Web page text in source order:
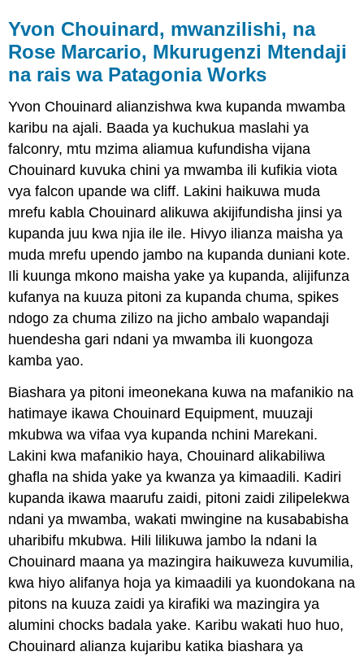
Yvon Chouinard, mwanzilishi, na
Rose Marcario, Mkurugenzi Mtendaji
na rais wa Patagonia Works
Yvon Chouinard alianzishwa kwa kupanda mwamba
karibu na ajali. Baada ya kuchukua maslahi ya
falconry, mtu mzima aliamua kufundisha vijana
Chouinard kuvuka chini ya mwamba ili kufikia viota
vya falcon upande wa cliff. Lakini haikuwa muda
mrefu kabla Chouinard alikuwa akijifundisha jinsi ya
kupanda juu kwa njia ile ile. Hivyo ilianza maisha ya
muda mrefu upendo jambo na kupanda duniani kote.
Ili kuunga mkono maisha yake ya kupanda, alijifunza
kufanya na kuuza pitoni za kupanda chuma, spikes
ndogo za chuma zilizo na jicho ambalo wapandaji
huendesha gari ndani ya mwamba ili kuongoza
kamba yao.
Biashara ya pitoni imeonekana kuwa na mafanikio na
hatimaye ikawa Chouinard Equipment, muuzaji
mkubwa wa vifaa vya kupanda nchini Marekani.
Lakini kwa mafanikio haya, Chouinard alikabiliwa
ghafla na shida yake ya kwanza ya kimaadili. Kadiri
kupanda ikawa maarufu zaidi, pitoni zaidi zilipelekwa
ndani ya mwamba, wakati mwingine na kusababisha
uharibifu mkubwa. Hili lilikuwa jambo la ndani la
Chouinard maana ya mazingira haikuweza kuvumilia,
kwa hiyo alifanya hoja ya kimaadili ya kuondokana na
pitons na kuuza zaidi ya kirafiki wa mazingira ya
alumini chocks badala yake. Karibu wakati huo huo,
Chouinard alianza kujaribu katika biashara ya